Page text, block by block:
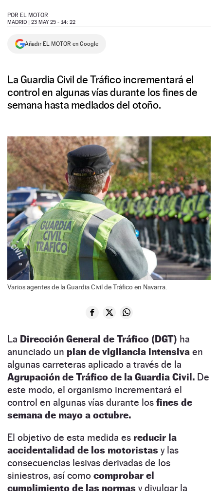
NEWSLETTER
SÍGUENOS
POR EL MOTOR
MADRID | 23 MAY 25 - 14: 22
Añadir EL MOTOR en Google
La Guardia Civil de Tráfico incrementará el
control en algunas vías durante los fines de
semana hasta mediados del otoño.
Varios agentes de la Guardia Civil de Tráfico en Navarra.
La Dirección General de Tráfico (DGT) ha
anunciado un plan de vigilancia intensiva en
algunas carreteras aplicado a través de la
Agrupación de Tráfico de la Guardia Civil. De
este modo, el organismo incrementará el
control en algunas vías durante los fines de
semana de mayo a octubre.
El objetivo de esta medida es reducir la
accidentalidad de los motoristas y las
consecuencias lesivas derivadas de los
siniestros, así como comprobar el
cumplimiento de las normas y divulgar la